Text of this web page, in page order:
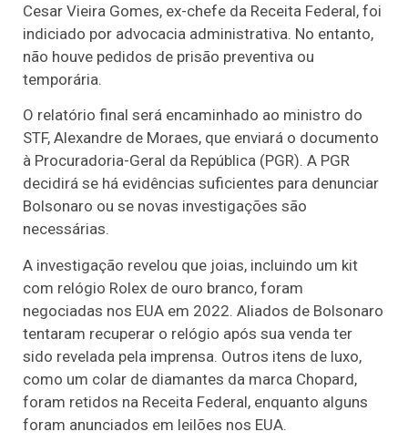
Cesar Vieira Gomes, ex-chefe da Receita Federal, foi
indiciado por advocacia administrativa. No entanto,
não houve pedidos de prisão preventiva ou
temporária.
O relatório final será encaminhado ao ministro do
STF, Alexandre de Moraes, que enviará o documento
à Procuradoria-Geral da República (PGR). A PGR
decidirá se há evidências suficientes para denunciar
Bolsonaro ou se novas investigações são
necessárias.
A investigação revelou que joias, incluindo um kit
com relógio Rolex de ouro branco, foram
negociadas nos EUA em 2022. Aliados de Bolsonaro
tentaram recuperar o relógio após sua venda ter
sido revelada pela imprensa. Outros itens de luxo,
como um colar de diamantes da marca Chopard,
foram retidos na Receita Federal, enquanto alguns
foram anunciados em leilões nos EUA.